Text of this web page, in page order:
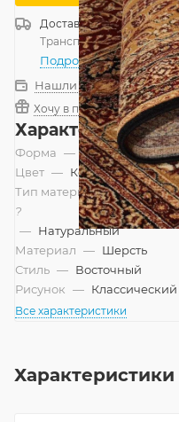
ДоставкаРоссия
Транспортной
Подробнее
Нашли дешевле?
Хочу в подарок
Характеристики
Форма — Прямоугольник
Цвет — Коричневый
Тип материала
?
— Натуральный
Материал — Шерсть
Стиль — Восточный
Рисунок — Классический
Все характеристики
Характеристики